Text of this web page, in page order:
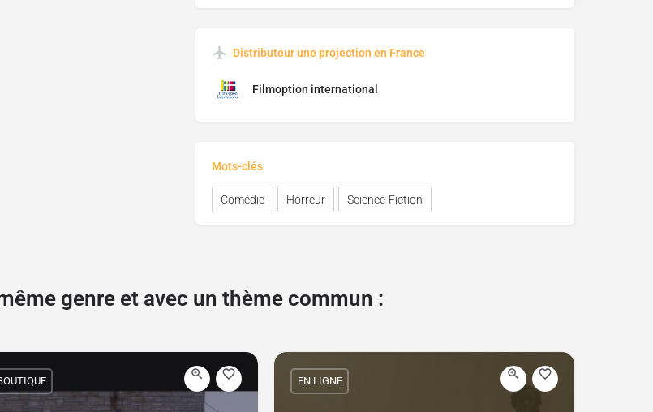
Distributeur une projection en France
Filmoption international
Mots-clés
Comédie Horreur Science-Fiction
genre et avec un thème commun :
EN LIGNE